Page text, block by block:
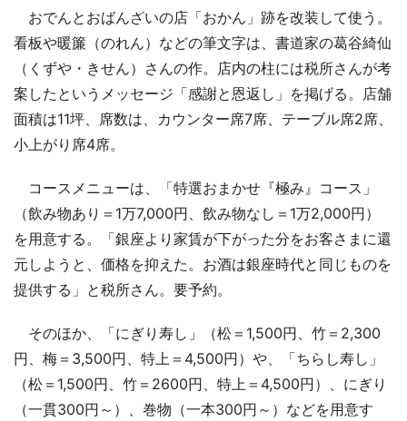
おでんとおばんざいの店「おかん」跡を改装して使う。
看板や暖簾（のれん）などの筆文字は、書道家の葛谷綺仙
（くずや・きせん）さんの作。店内の柱には税所さんが考
案したというメッセージ「感謝と恩返し」を掲げる。店舗
面積は11坪、席数は、カウンター席7席、テーブル席2席、
小上がり席4席。
コースメニューは、「特選おまかせ『極み』コース」
（飲み物あり＝1万7,000円、飲み物なし＝1万2,000円）
を用意する。「銀座より家賃が下がった分をお客さまに還
元しようと、価格を抑えた。お酒は銀座時代と同じものを
提供する」と税所さん。要予約。
そのほか、「にぎり寿し」（松＝1,500円、竹＝2,300
円、梅＝3,500円、特上＝4,500円）や、「ちらし寿し」
（松＝1,500円、竹＝2600円、特上＝4,500円）、にぎり
（一貫300円～）、巻物（一本300円～）などを用意す